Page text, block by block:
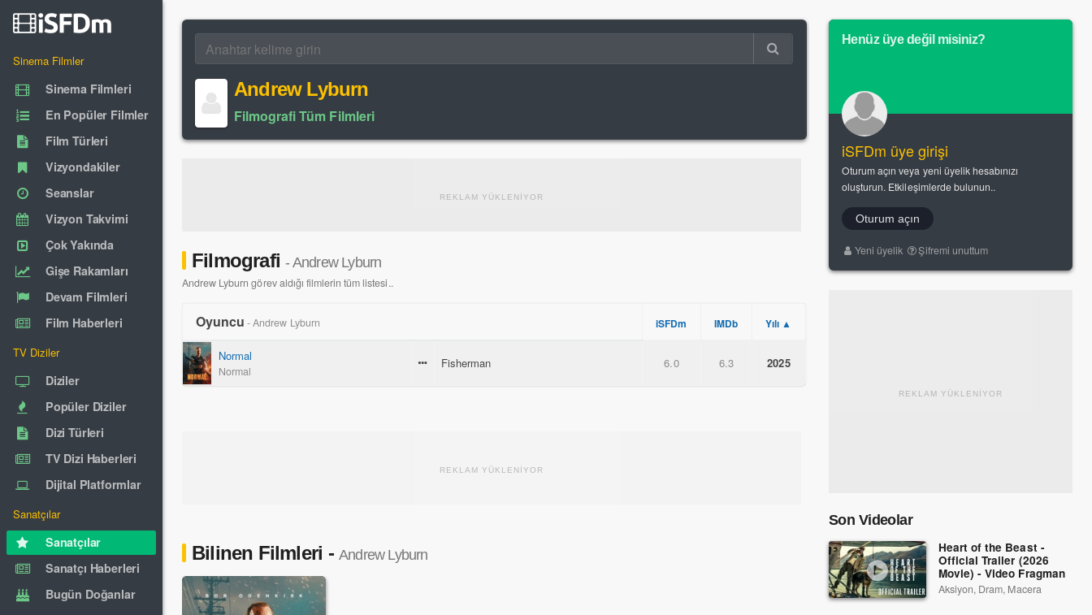
Sinema Filmler
Sinema Filmleri
En Popüler Filmler
Film Türleri
Vizyondakiler
Seanslar
Vizyon Takvimi
Çok Yakında
Gişe Rakamları
Devam Filmleri
Film Haberleri
TV Diziler
Diziler
Popüler Diziler
Dizi Türleri
TV Dizi Haberleri
Dijital Platformlar
Sanatçılar
Sanatçılar
Sanatçı Haberleri
Bugün Doğanlar
Andrew Lyburn
Filmografi Tüm Filmleri
REKLAM YÜKLENİYOR
Filmografi- Andrew Lyburn
Andrew Lyburn görev aldığı filmlerin tüm listesi..
Oyuncu - Andrew Lyburn iSFDm IMDb Yılı ▲
Normal
Normal
Fisherman 6.0 6.3 2025
REKLAM YÜKLENİYOR
Bilinen Filmleri - Andrew Lyburn
Henüz üye değil misiniz?
iSFDm üye girişi
Oturum açın veya yeni üyelik hesabınızı
oluşturun. Etkileşimlerde bulunun..
Oturum açın
Yeni üyelik Şifremi unuttum
REKLAM YÜKLENİYOR
Son Videolar
Heart of the Beast -
Official Trailer (2026
Movie) - Video Fragman
Aksiyon, Dram, Macera